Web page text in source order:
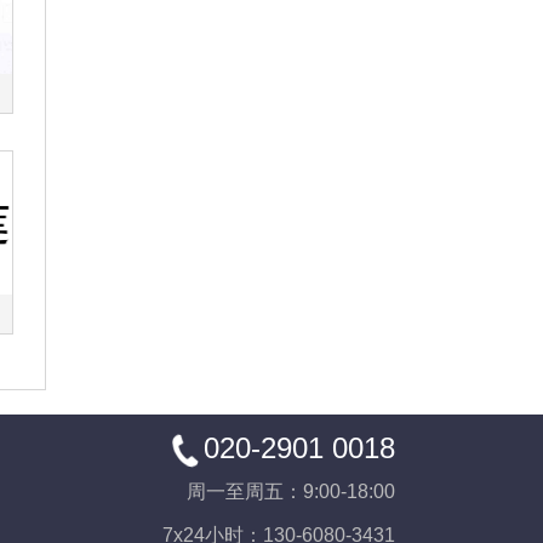
020-2901 0018
周一至周五：9:00-18:00
7x24小时：130-6080-3431